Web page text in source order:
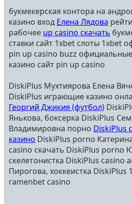
букмекерская контора на
казино вход Елена Лядова
рабочее up casino скачать
ставки сайт 1xbet слоты 1xbet
pin up casino buzz
казино сайт pin up casino
DiskiPlus Мухтиярова Елена
DiskiPlus играющие казино
Георгий Джикия (футбол)
Янькова, боксерка DiskiPlus
Владимировна порно DiskiPlus
казино DiskiPlus porno
casino скачать DiskiPlus porno
скелетонистка DiskiPlus
Пирогова, хоккеистка DiskiPlus
ramenbet casino